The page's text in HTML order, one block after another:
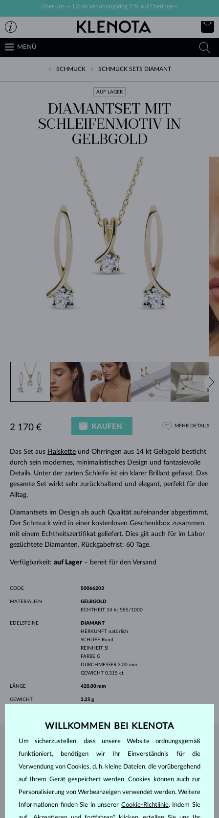
Über uns -> Zum Verlobungsring 7 % auf Eheringe->
MENÜ
SCHMUCK SCHMUCK SETS DIAMANT
AUF LAGER
DIAMANTSET MIT
SCHLEIFENMOTIV IN
GELBGOLD
Das Set aus Halsketteund Ohrringen aus 14 kt Gelbgold besticht
durch sein modernes, minimalistisches Design und fantasievolle
Details. Unter der zarten Schleife ist ein klarer Brillant gefasst. Das
gesamte Set wirkt sehr zurückhaltend und elegant, perfekt für den
Alltag.
Diamantsets im Design als auch Qualität aufeinander abgestimmt.
Der Schmuck wird in einer kostenlosen Geschenkbox zusammen
mit einem Echtheitszertifikat geliefert. Dies gilt auch für im Labor
gezüchtete Diamanten. Rückgabefrist: 60 Tage.
Verfügbarkeit: auf Lager– bereit für den Versand
2 170 € KAUFEN MEHR DETAILS
CODE S0066203
MATERIALIEN
GELBGOLD
ECHTHEIT 14 kt 585/1000
EDELSTEINE
DIAMANT
HERKUNFT natürlich
SCHLIFF Rund
REINHEIT SI
FARBE G
DURCHMESSER 3.00 mm
GEWICHT 0.315 ct
LÄNGE 420.00 mm
GEWICHT 3.25 g
SCHMUCK AUS DEMKLENOTA ATELIER
WILLKOMMEN BEI KLENOTA
Um sicherzustellen, dass unsere Website ordnungsgemäß
funktioniert, benötigen wir Ihr Einverständnis für die
Verwendung von Cookies, d. h. kleine Dateien, die vorübergehend
auf Ihrem Gerät gespeichert werden. Cookies können auch zur
Personalisierung von Werbeanzeigen verwendet werden. Weitere
Informationen finden Sie in unserer Cookie-Richtlinie. Indem Sie